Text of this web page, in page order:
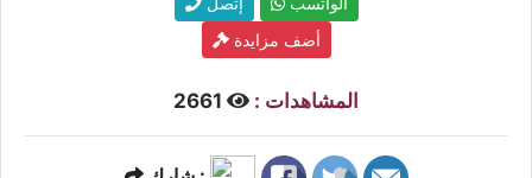
أضف مزايدة
المشاهدات :